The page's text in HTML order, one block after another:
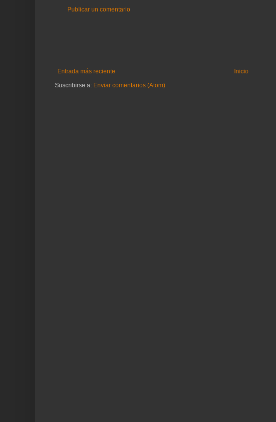
Publicar un comentario
Entrada más reciente
Inicio
Suscribirse a: Enviar comentarios (Atom)